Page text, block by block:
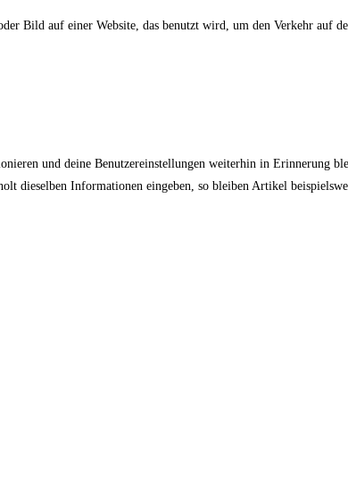
Bild auf einer Website, das benutzt wird, um den Verkehr auf
und deine Benutzereinstellungen weiterhin in Erinnerung
dieselben Informationen eingeben, so bleiben Artikel